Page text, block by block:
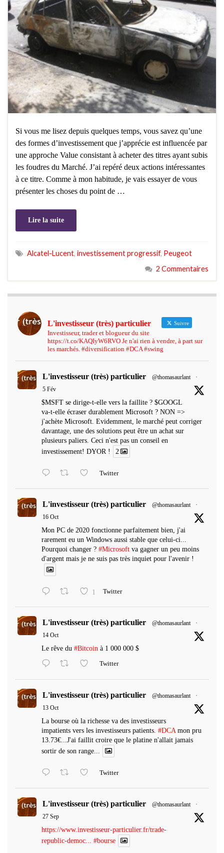
Si vous me lisez depuis quelques temps, vous savez qu’une
des formes d’investissement que j’apprécie est influencée par
une approche Value consistant à acheter des titres ayant subis
les foudres du Marché. J’ai repéré deux actions intéressantes
à ce titre. Comme à mon habitude, je vais essayer de vous
présenter les choses du point de …
Lire la suite
Alcatel-Lucent, investissement progressif, Peugeot
2 Commentaires
L'investisseur (très) particulier Suivre
Investisseur, trader et blogueur du site
https://t.co/KAQIyW6RVO Je n'ai rien à vendre, à part sur
les marchés. #diversification #DCA #swing
L'investisseur (très) particulier @thomasaurlant
·
5 Fév
$MSFT se dirige-t-elle vers la faillite ? $GOOGL
va-t-elle écraser durablement Microsoft ? NON =>
j'achète Microsoft. Evidemment, le marché peut corriger
davantage, une des solutions peut être un achat sur
plusieurs paliers. Ceci n'est pas un conseil en
investissement! DYOR !
2
Twitter
L'investisseur (très) particulier @thomasaurlant
·
16 Oct
Mon PC de 2020 fonctionne parfaitement bien, j'ai
rarement eu un Windows aussi stable que celui-ci...
Pourquoi changer ? #Microsoft va gagner un peu moins
d'argent mais je ne suis pas très inquiet pour l'avenir !
1 Twitter
L'investisseur (très) particulier @thomasaurlant
·
14 Oct
Le rêve du #Bitcoin à 1 000 000 $
Twitter
L'investisseur (très) particulier @thomasaurlant
·
13 Oct
La bourse où la richesse va des investisseurs
impatients vers les investisseurs patients. #DCA mon pru
13.73€...J'ai faillit croire que le platine n'allait jamais
sortir de son range...
Twitter
L'investisseur (très) particulier @thomasaurlant
·
27 Sep
https://www.investisseur-particulier.fr/trade-
republic-democ... #bourse